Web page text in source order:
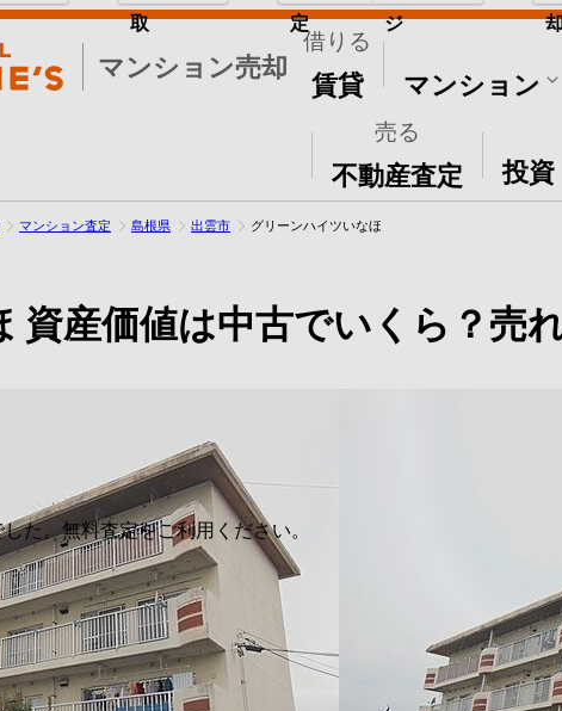
マンション売却
借りる
賃貸 マンション
売る
不動産査定
そ
投資
取 定 ジ
マンション査定 島根県 出雲市 グリーンハイツいなほ
資産価値は中古でいくら？売
た。無料査定をご利用ください。